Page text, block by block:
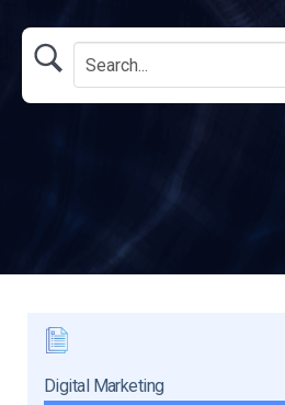
Digital Marketing